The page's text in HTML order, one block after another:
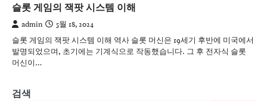
슬롯 게임의 잭팟 시스템 이해
admin
5월 18, 2024
슬롯 게임의 잭팟 시스템 이해 역사 슬롯 머신은 19세기 후반에 미국에서
발명되었으며, 초기에는 기계식으로 작동했습니다. 그 후 전자식 슬롯
머신이…
검색